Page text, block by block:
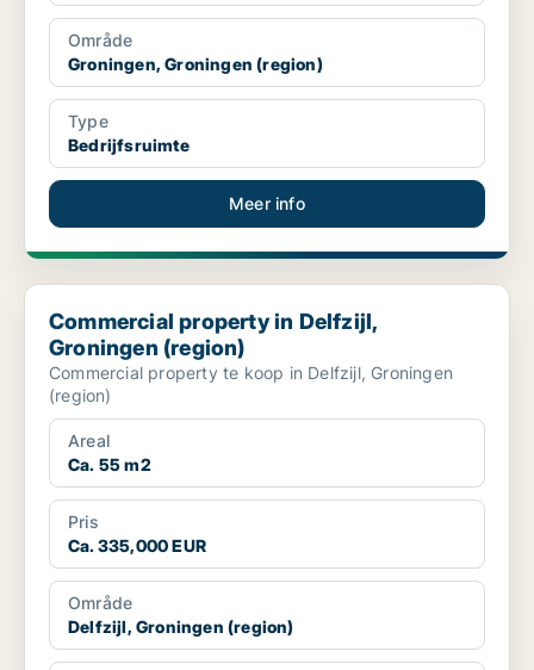
Område
Groningen, Groningen (region)
Type
Bedrijfsruimte
Meer info
Commercial property in Delfzijl, Groningen (region)
Commercial property in Delfzijl,
Groningen (region)
Commercial property te koop in Delfzijl, Groningen
(region)
Areal
Ca. 55 m2
Pris
Ca. 335,000 EUR
Område
Delfzijl, Groningen (region)